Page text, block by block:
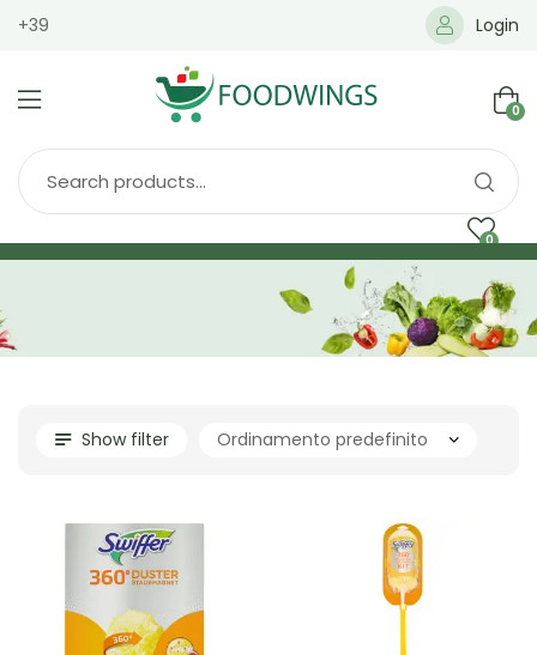
+39 Login
0
0
Shop Blog
Show filter